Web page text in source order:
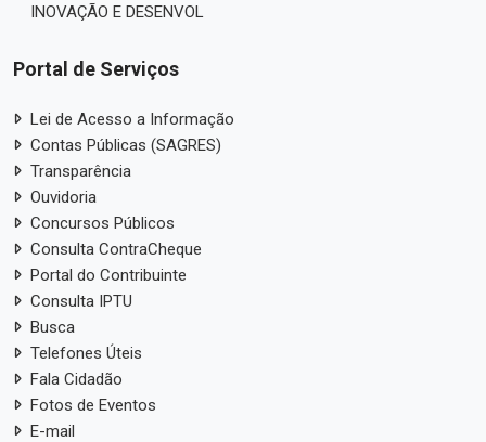
INOVAÇÃO E DESENVOL
Portal de Serviços
Lei de Acesso a Informação
Contas Públicas (SAGRES)
Transparência
Ouvidoria
Concursos Públicos
Consulta ContraCheque
Portal do Contribuinte
Consulta IPTU
Busca
Telefones Úteis
Fala Cidadão
Fotos de Eventos
E-mail